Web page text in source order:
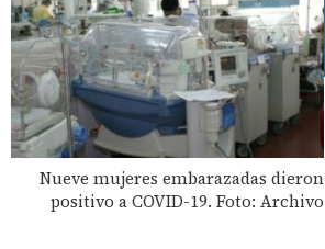
Nueve mujeres embarazadas dieron
positivo a COVID-19. Foto: Archivo